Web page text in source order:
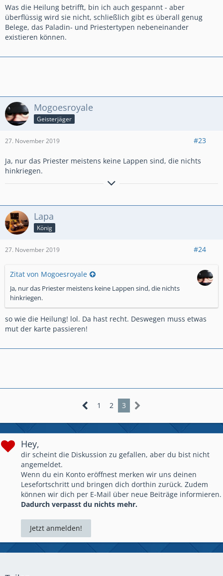
Was die Heilung betrifft, bin ich auch gespannt - aber
überflüssig wird sie nicht, schließlich gibt es überall genug
Belege, das Paladin- und Priestertypen nebeneinander
existieren können.
Mogoesroyale
Geisterjäger
27. November 2019 #23
Ja, nur das Priester meistens keine Lappen sind, die nichts
hinkriegen.
Aktiver Clasher aus Hamburg.
PB: Ultimate Champion 1650
Lapa
König
27. November 2019 #24
Zitat von Mogoesroyale
Ja, nur das Priester meistens keine Lappen sind, die nichts
hinkriegen.
so wie die Heilung! lol. Da hast recht. Deswegen muss etwas
mut der karte passieren!
1 2 3
Hey,
dir scheint die Diskussion zu gefallen, aber du bist nicht
angemeldet.
Wenn du ein Konto eröffnest merken wir uns deinen
Lesefortschritt und bringen dich dorthin zurück. Zudem
können wir dich per E-Mail über neue Beiträge informieren.
Dadurch verpasst du nichts mehr.
Jetzt anmelden!